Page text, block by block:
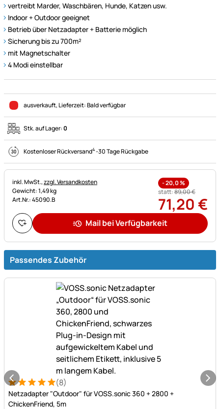
vertreibt Marder, Waschbären, Hunde, Katzen usw.
Indoor + Outdoor geeignet
Betrieb über Netzadapter + Batterie möglich
Sicherung bis zu 700m²
mit Magnetschalter
4 Modi einstellbar
ausverkauft, Lieferzeit:Bald verfügbar
Stk. auf Lager:0
Kostenloser Rückversand4-30 Tage Rückgabe
Steuerhinweis:
inkl. MwSt.,zzgl. Versandkosten
Gewicht: 1,49 kg
Art.Nr.: 45090.B
-20,0%
statt:89,00€
71,20 €
Mail bei Verfügbarkeit
Passendes Zubehör
Bewertung: 5 von 5 (8 Bewertungen)
8 Bewertungen
(8)
Netzadapter "Outdoor" für VOSS.sonic 360 + 2800 +
ChickenFriend, 5m